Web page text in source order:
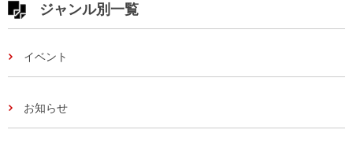
ジャンル別一覧
イベント
お知らせ